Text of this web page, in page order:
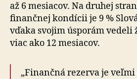
až 6 mesiacov. Na druhej
fi­nan­čnej kon­dícii je 9 %
vďaka svojim úsporám vedeli
viac ako 12 mesiacov.
„Finančná rezerva je